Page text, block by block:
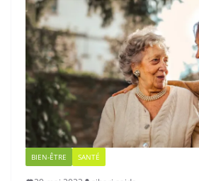
BIEN-ÊTRE SANTÉ